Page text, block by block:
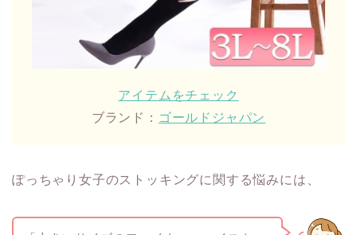
アイテムをチェック
ブランド： ゴールドジャパン
ぽっちゃり女子のストッキングに関する悩みには、